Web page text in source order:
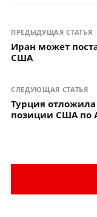
ПРЕДЫДУЩАЯ СТАТЬЯ
Иран может
США
СЛЕДУЮЩАЯ СТАТЬЯ
Турция
позиции США по